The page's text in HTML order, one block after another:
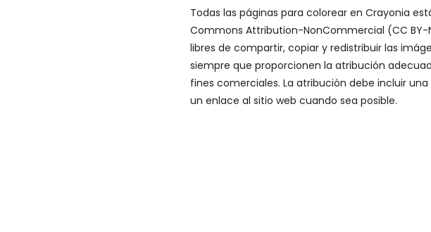
Todas las páginas para colorear en Crayonia
Commons Attribution-NonCommercial (CC BY-
libres de compartir, copiar y redistribuir las
siempre que proporcionen la atribución
fines comerciales. La atribución debe incluir
un enlace al sitio web cuando sea posible.